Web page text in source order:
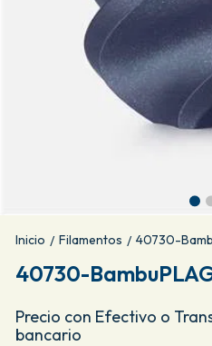
Inicio / Filamentos / 40730-
40730-
Precio con Efectivo o
bancario